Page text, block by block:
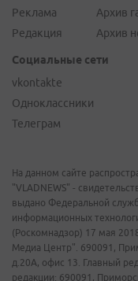
Реклама
Редакция
Архив
Архив
Социальные сети
vkontakte
Одноклассники
Телеграм
На данном сайте
"VLADNEWS" -
выдано Федеральной
информационных
(Роскомнадзор) 17 мая
Медиа Центр". 690091,
д.20А, офис 13. Главный
редакции: 690091,